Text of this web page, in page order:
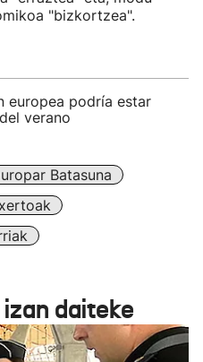
"bizkortzea".
europea podría estar
verano
Batasuna
daiteke